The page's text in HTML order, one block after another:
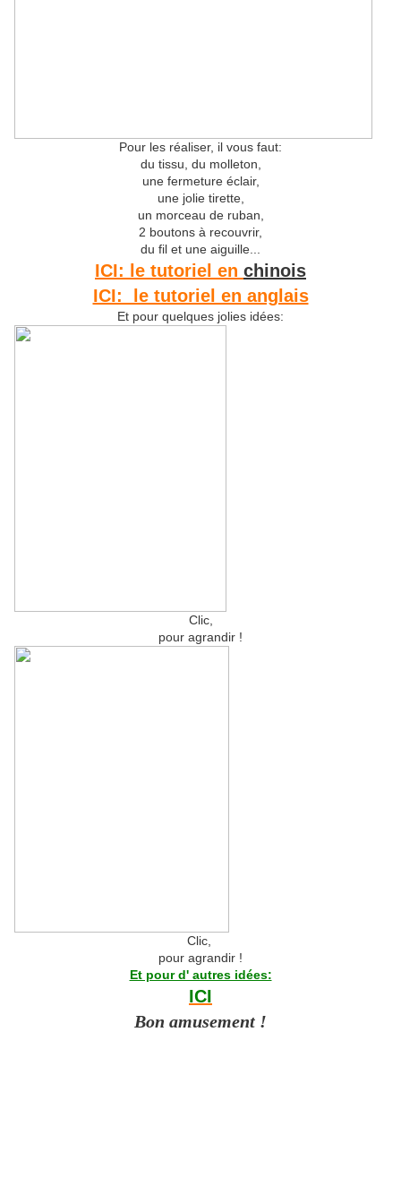
Pour les réaliser, il vous faut:
du tissu, du molleton,
une fermeture éclair,
une jolie tirette,
un morceau de ruban,
2 boutons à recouvrir,
du fil et une aiguille...
ICI: le tutoriel en chinois
ICI: le tutoriel en anglais
Et pour quelques jolies idées:
Clic,
pour agrandir !
Clic,
pour agrandir !
Et pour d' autres idées:
ICI
Bon amusement !